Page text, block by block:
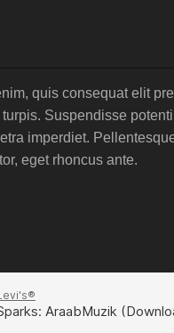
quis consequat elit
Suspendisse
imperdiet.
eget rhoncus ante.